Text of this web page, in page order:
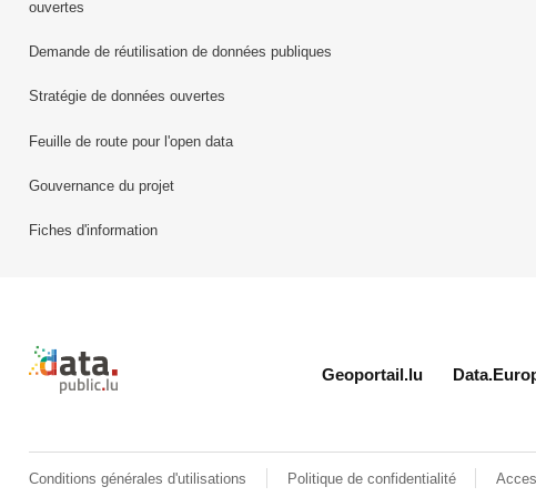
ouvertes
Demande de réutilisation de données publiques
Stratégie de données ouvertes
Feuille de route pour l'open data
Gouvernance du projet
Fiches d'information
Retour à l'accueil de data.public.lu
Geoportail.lu
Conditions générales d'utilisations Politique de confidentialité